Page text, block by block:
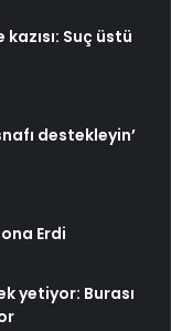
Suç üstü
destekleyin’
Erdi
yetiyor: Burası